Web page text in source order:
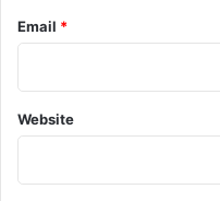
Email *
Website